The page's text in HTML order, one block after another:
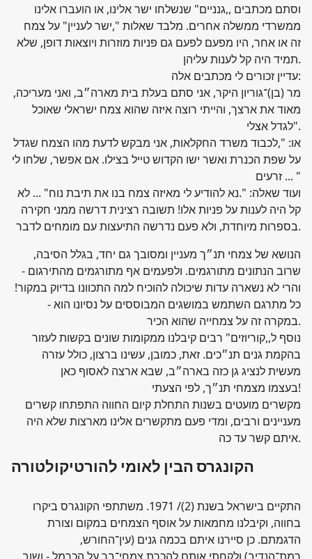
וסתם מכתבים ,,גנניים" שנשלחו ישר אלינו, או הועברו אלינו
ממשרדי ממשלה אחרים. מלבד שאלות ",ישר לעניין" על צמח
זה או אחר, היו מפעם לפעם גם פניות מוזרות ויוצאות דופן, שלא
תמיד היה קל לענות עליהן.
עדיין זכורים לי מכתבים אלה:
,מר (בן)־גוריון היקר, אני סתם בעלת בית מארה״ב, ואני מעריכה
מאוד את ארצך, והייתי רוצה איזה שהוא צמח ישראלי שאוכל
לגדל אצלי".
או: ",לכבוד משרד החקלאות, אני מבקש לדעת מהו הצמח שגדל
על שפת הכנרת ואשר ישו הקדוש טייל בצילו. אם אפשר, שלחו לי
זרעים ... "
ועוד שאלה: ".נא להודיע לי מאיזה צמח בנו את תיבת נוח" ... לא
קל היה לענות על פניות אלו! תשובה רצינית דרשה ממני חקירה
בספרות מיוחדת, ולא פעם נדרשה התיעצות עם מומחים לדבר.
הנושא של צמחי תנ״ך מעניין ומסובך גם יחד, בגלל הסיבה,
שרוב הנתונים מתורגמים. ולפעמים אף מתורגמים מהתירגום -
והרי לא נשארה עדות שיכולה להוכיח למה התכוונו בדיוק במקור!
כל מתרגם השתמש במושגים המבוססים על נסיונו הוא -
במקרה זה על צמחייה שהוא הכיר.
נוסף ל,,קוריוזים" רבים קיבלנו ממקומות שונים בקשות לעזור
בהקמת גנים תנ״כים. זאת, כמובן, עשינו ברצון, כולל עזרה
מעשית לנציג גן כזה בארה״ב, שבא ארצה לאסוף כאן
בעצמו מצמחי תנ״ך, לפי הצעתי!
מקשרים מועטים בשנות התחלת קיום החווה התפתחו קשרים
מעניינים ורבים, ומדי פעם מתקשרים אלינו מארצות שלא היה
איתם קשר עד כה.
הקונגרס הבין לאומי להורטיקולטורה
התקיים בישראל בשנת (2)/ 1971. משתתפי הקונגרס ביקרו
בחווה, וקיבלנו מחמאות על אוסף הצמחים במקום וצורת
הדגמתם. כן סיירנו איתם בכמה גנים (עין־החורש,